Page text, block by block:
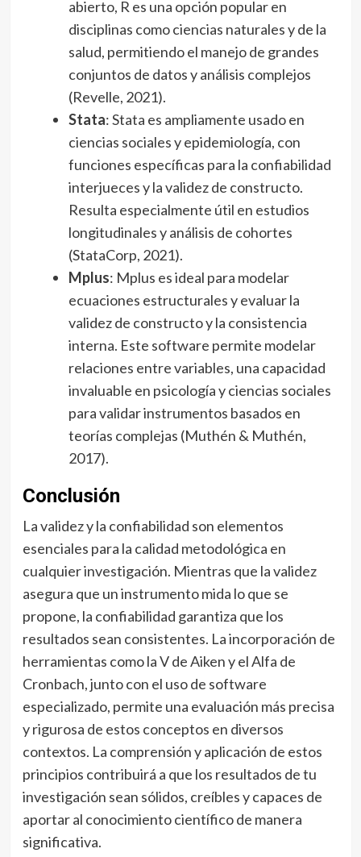
abierto, R es una opción popular en
disciplinas como ciencias naturales y de la
salud, permitiendo el manejo de grandes
conjuntos de datos y análisis complejos
(Revelle, 2021).
Stata: Stata es ampliamente usado en
ciencias sociales y epidemiología, con
funciones específicas para la confiabilidad
interjueces y la validez de constructo.
Resulta especialmente útil en estudios
longitudinales y análisis de cohortes
(StataCorp, 2021).
Mplus: Mplus es ideal para modelar
ecuaciones estructurales y evaluar la
validez de constructo y la consistencia
interna. Este software permite modelar
relaciones entre variables, una capacidad
invaluable en psicología y ciencias sociales
para validar instrumentos basados en
teorías complejas (Muthén & Muthén,
2017).
Conclusión
La validez y la confiabilidad son elementos
esenciales para la calidad metodológica en
cualquier investigación. Mientras que la validez
asegura que un instrumento mida lo que se
propone, la confiabilidad garantiza que los
resultados sean consistentes. La incorporación de
herramientas como la V de Aiken y el Alfa de
Cronbach, junto con el uso de software
especializado, permite una evaluación más precisa
y rigurosa de estos conceptos en diversos
contextos. La comprensión y aplicación de estos
principios contribuirá a que los resultados de tu
investigación sean sólidos, creíbles y capaces de
aportar al conocimiento científico de manera
significativa.